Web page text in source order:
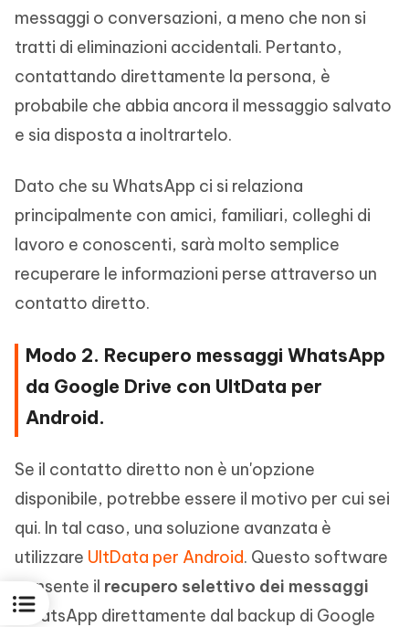
messaggi o conversazioni, a meno che non si
tratti di eliminazioni accidentali. Pertanto,
contattando direttamente la persona, è
probabile che abbia ancora il messaggio salvato
e sia disposta a inoltrartelo.
Dato che su WhatsApp ci si relaziona
principalmente con amici, familiari, colleghi di
lavoro e conoscenti, sarà molto semplice
recuperare le informazioni perse attraverso un
contatto diretto.
Modo 2. Recupero messaggi WhatsApp
da Google Drive con UltData per
Android.
Se il contatto diretto non è un'opzione
disponibile, potrebbe essere il motivo per cui sei
qui. In tal caso, una soluzione avanzata è
utilizzare UltData per Android. Questo software
consente il recupero selettivo dei messaggi
WhatsApp direttamente dal backup di Google